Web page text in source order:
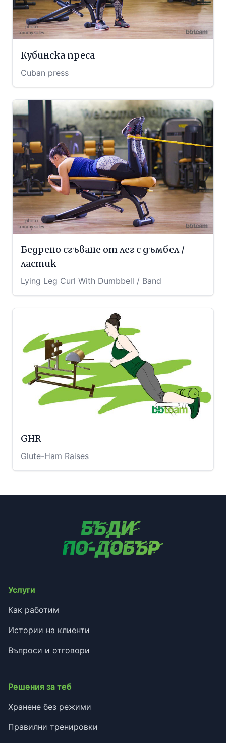
Кубинска преса
Cuban press
Бедрено сгъване от лег с дъмбел /
ластик
Lying Leg Curl With Dumbbell / Band
GHR
Glute-Ham Raises
Услуги
Как работим
Истории на клиенти
Въпроси и отговори
Решения за теб
Хранене без режими
Правилни тренировки